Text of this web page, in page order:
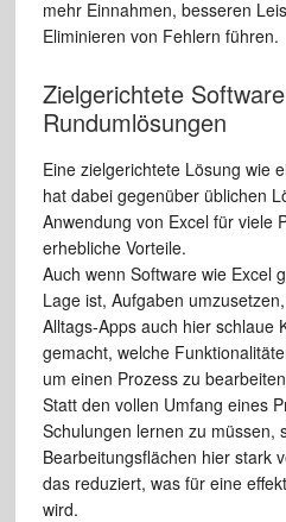
mehr Einnahmen, besseren
Eliminieren von Fehlern führen.
Zielgerichtete
Rundumlösungen
Eine zielgerichtete Lösung wie
hat dabei gegenüber üblichen
Anwendung von Excel für viele
erhebliche Vorteile.
Auch wenn Software wie Excel
Lage ist, Aufgaben
Alltags-Apps auch hier schlaue
gemacht, welche
um einen Prozess zu
Statt den vollen Umfang eines
Schulungen lernen zu müssen,
Bearbeitungsflächen hier stark
das reduziert, was für eine
wird.